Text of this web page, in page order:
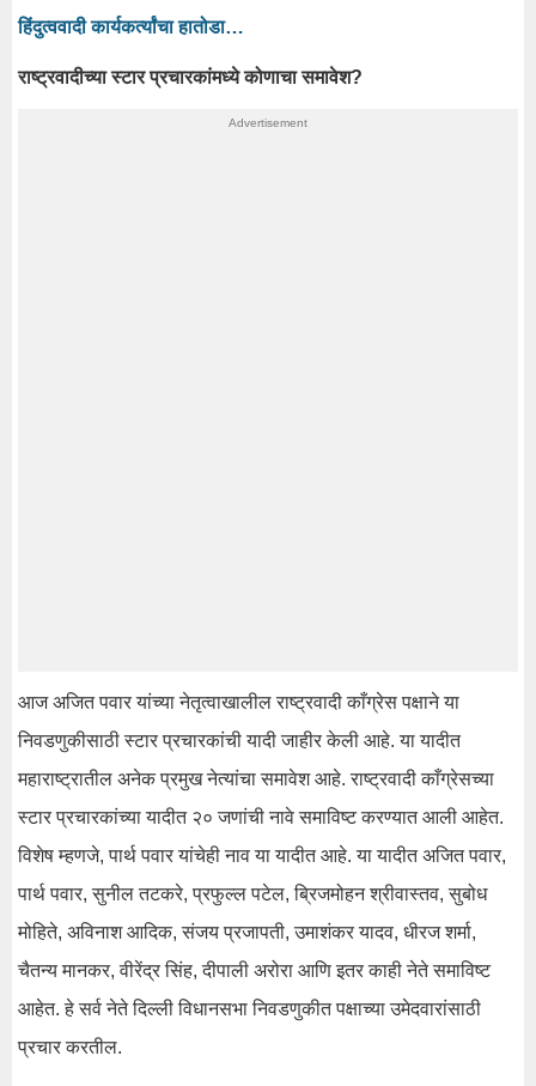
हिंदुत्ववादी कार्यकर्त्यांचा हातोडा…
राष्ट्रवादीच्या स्टार प्रचारकांमध्ये कोणाचा समावेश?
आज अजित पवार यांच्या नेतृत्वाखालील राष्ट्रवादी काँग्रेस पक्षाने या
निवडणुकीसाठी स्टार प्रचारकांची यादी जाहीर केली आहे. या यादीत
महाराष्ट्रातील अनेक प्रमुख नेत्यांचा समावेश आहे. राष्ट्रवादी काँग्रेसच्या
स्टार प्रचारकांच्या यादीत २० जणांची नावे समाविष्ट करण्यात आली आहेत.
विशेष म्हणजे, पार्थ पवार यांचेही नाव या यादीत आहे. या यादीत अजित पवार,
पार्थ पवार, सुनील तटकरे, प्रफुल्ल पटेल, ब्रिजमोहन श्रीवास्तव, सुबोध
मोहिते, अविनाश आदिक, संजय प्रजापती, उमाशंकर यादव, धीरज शर्मा,
चैतन्य मानकर, वीरेंद्र सिंह, दीपाली अरोरा आणि इतर काही नेते समाविष्ट
आहेत. हे सर्व नेते दिल्ली विधानसभा निवडणुकीत पक्षाच्या उमेदवारांसाठी
प्रचार करतील.